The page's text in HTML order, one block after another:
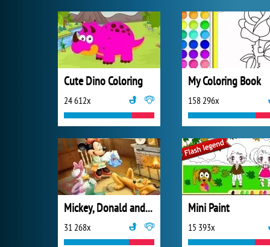
Cute Dino Coloring
24 612x
My Coloring Book
158 296x
Mickey, Donald and Goofy Coloring
31 268x
Mini Paint
15 393x